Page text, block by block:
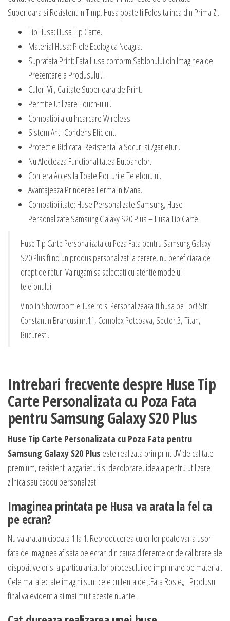
Superioara si Rezistent in Timp. Husa poate fi Folosita inca din Prima Zi.
Tip Husa: Husa Tip Carte.
Material Husa: Piele Ecologica Neagra.
Suprafata Print: Fata Husa conform Sablonului din Imaginea de
Prezentare a Produsului..
Culori Vii, Calitate Superioara de Print.
Permite Utilizare Touch-ului.
Compatibila cu Incarcare Wireless.
Sistem Anti-Condens Eficient.
Protectie Ridicata. Rezistenta la Socuri si Zgarieturi.
Nu Afecteaza Functionalitatea Butoanelor.
Confera Acces la Toate Porturile Telefonului.
Avantajeaza Prinderea Ferma in Mana.
Compatibilitate: Huse Personalizate Samsung, Huse
Personalizate Samsung Galaxy S20 Plus – Husa Tip Carte.
Huse Tip Carte Personalizata cu Poza Fata pentru Samsung Galaxy
S20 Plus fiind un produs personalizat la cerere, nu beneficiaza de
drept de retur. Va rugam sa selectati cu atentie modelul
telefonului.
Vino in Showroom eHuse.ro si Personalizeaza-ti husa pe Loc! Str.
Constantin Brancusi nr.11, Complex Potcoava, Sector 3, Titan,
Bucuresti.
Intrebari frecvente despre Huse Tip
Carte Personalizata cu Poza Fata
pentru Samsung Galaxy S20 Plus
Huse Tip Carte Personalizata cu Poza Fata pentru
Samsung Galaxy S20 Plus este realizata prin print UV de calitate
premium, rezistent la zgarieturi si decolorare, ideala pentru utilizare
zilnica sau cadou personalizat.
Imaginea printata pe Husa va arata la fel ca
pe ecran?
Nu va arata niciodata 1 la 1. Reproducerea culorilor poate varia usor
fata de imaginea afisata pe ecran din cauza diferentelor de calibrare ale
dispozitivelor si a particularitatilor procesului de imprimare pe material.
Cele mai afectate imagini sunt cele cu tenta de „Fata Rosie„ . Produsul
final va evidentia si mai mult aceste nuante.